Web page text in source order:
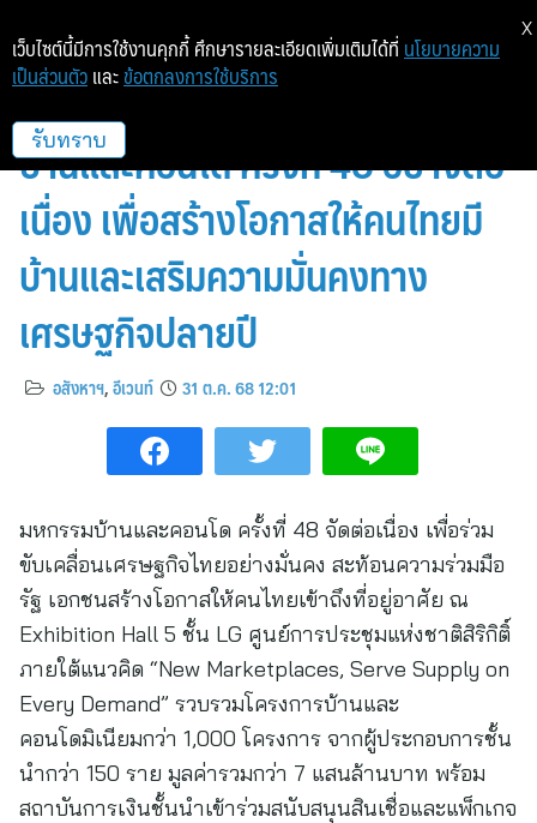
ภาคอสังหาฯ รวมพลังเปิดมหกรรม
บ้านและคอนโด ครั้งที่ 48 อย่างต่อ
เนื่อง เพื่อสร้างโอกาสให้คนไทยมี
บ้านและเสริมความมั่นคงทาง
เศรษฐกิจปลายปี
อสังหาฯ,อีเวนท์ 31 ต.ค. 68 12:01
มหกรรมบ้านและคอนโด ครั้งที่ 48 จัดต่อเนื่อง เพื่อร่วม
ขับเคลื่อนเศรษฐกิจไทยอย่างมั่นคง สะท้อนความร่วมมือ
รัฐ เอกชนสร้างโอกาสให้คนไทยเข้าถึงที่อยู่อาศัย ณ
Exhibition Hall 5 ชั้น LG ศูนย์การประชุมแห่งชาติสิริกิติ์
ภายใต้แนวคิด “New Marketplaces, Serve Supply on
Every Demand” รวบรวมโครงการบ้านและ
คอนโดมิเนียมกว่า 1,000 โครงการ จากผู้ประกอบการชั้น
นำกว่า 150 ราย มูลค่ารวมกว่า 7 แสนล้านบาท พร้อม
สถาบันการเงินชั้นนำเข้าร่วมสนับสนุนสินเชื่อและแพ็กเกจ
เว็บไซต์นี้มีการใช้งานคุกกี้ ศึกษารายละเอียดเพิ่มเติมได้ที่ นโยบายความ
เป็นส่วนตัว และ ข้อตกลงการใช้บริการ
รับทราบ
X